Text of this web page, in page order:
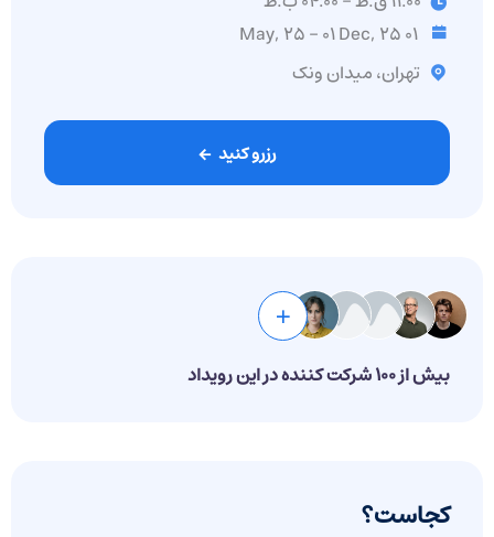
01 May, 25 - 01 Dec, 25
تهران، میدان ونک
رزرو کنید
بیش از 100 شرکت کننده در این رویداد
کجاست؟